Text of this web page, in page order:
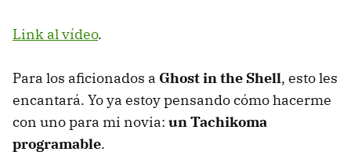
Link al vídeo.
Para los aficionados a Ghost in the Shell, esto les
encantará. Yo ya estoy pensando cómo hacerme
con uno para mi novia: un Tachikoma
programable.